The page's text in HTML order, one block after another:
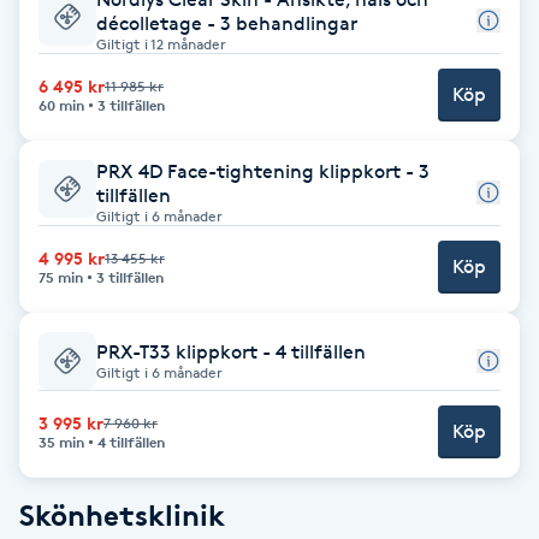
IPL hårborttagning
IR-massage
J
Japansk massage
K18
Katun fransar
Kemisk peeling
Keratinbehandling
décolletage - 3 behandlingar
Giltigt i 12 månader
6 495 kr11 985 kr
60 min
3 tillfällen Köp
PRX 4D Face-tightening klippkort - 3
tillfällen
Giltigt i 6 månader
4 995 kr13 455 kr
75 min
3 tillfällen Köp
PRX-T33 klippkort - 4 tillfällen
Giltigt i 6 månader
3 995 kr7 960 kr
35 min
4 tillfällen Köp
Skönhetsklinik